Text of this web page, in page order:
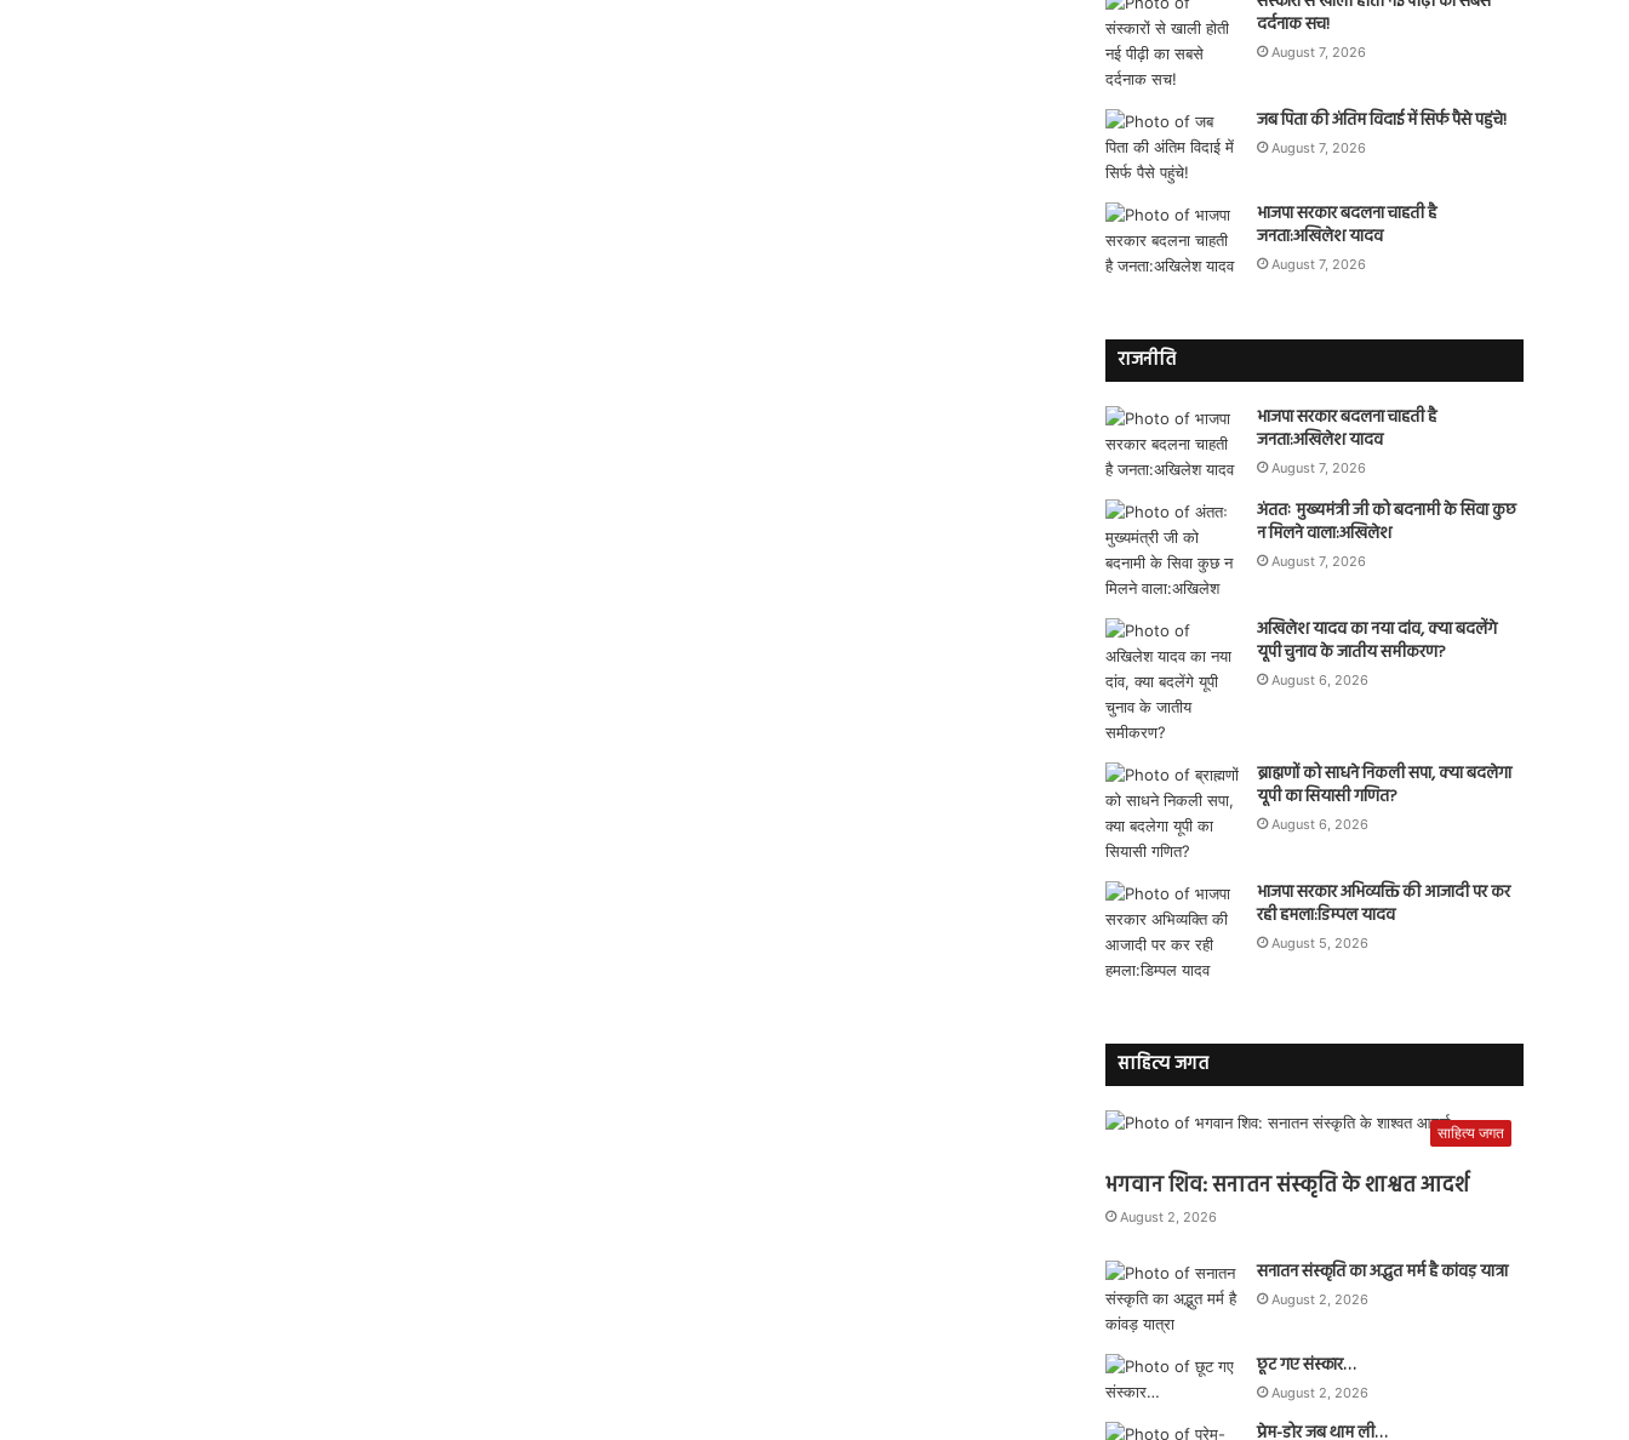
दर्दनाक सच!
August 7, 2026
जब पिता की अंतिम विदाई में सिर्फ पैसे पहुंचे!
August 7, 2026
भाजपा सरकार बदलना चाहती है
जनता:अखिलेश यादव
August 7, 2026
राजनीति
भाजपा सरकार बदलना चाहती है
जनता:अखिलेश यादव
August 7, 2026
अंततः मुख्यमंत्री जी को बदनामी के सिवा कुछ
न मिलने वाला:अखिलेश
August 7, 2026
अखिलेश यादव का नया दांव, क्या बदलेंगे
यूपी चुनाव के जातीय समीकरण?
August 6, 2026
ब्राह्मणों को साधने निकली सपा, क्या बदलेगा
यूपी का सियासी गणित?
August 6, 2026
भाजपा सरकार अभिव्यक्ति की आजादी पर कर
रही हमला:डिम्पल यादव
August 5, 2026
साहित्य जगत
साहित्य जगत
भगवान शिव: सनातन संस्कृति के शाश्वत आदर्श
August 2, 2026
सनातन संस्कृति का अद्भुत मर्म है कांवड़ यात्रा
August 2, 2026
छूट गए संस्कार…
August 2, 2026
प्रेम-डोर जब थाम ली…